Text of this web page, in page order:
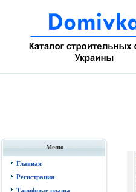
Меню
Главная
Регистрация
Тарифные планы